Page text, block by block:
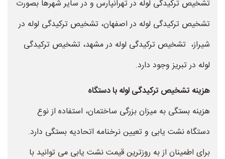
تشخیص ترکیدگی لوله در تهرانپارس و در سایر شهرها بصورت
تشخیص ترکیدگی لوله در اصفهان، تشخیص ترکیدگی لوله در
شیراز، تشخیص ترکیدگی لوله در مشهد، تشخیص ترکیدگی
لوله در تبریز وجود دارد.
هزینه تشخیص ترکیدگی لوله با دستگاه
هزینه بستگی به میزان بزرگی ساختمان، استفاده از نوع
دستگاه نشت یابی و تعیین نرخنامه اتحادیه بستگی دارد.
برای اطمینان از به روزترین قیمت نشت یابی می توانید با